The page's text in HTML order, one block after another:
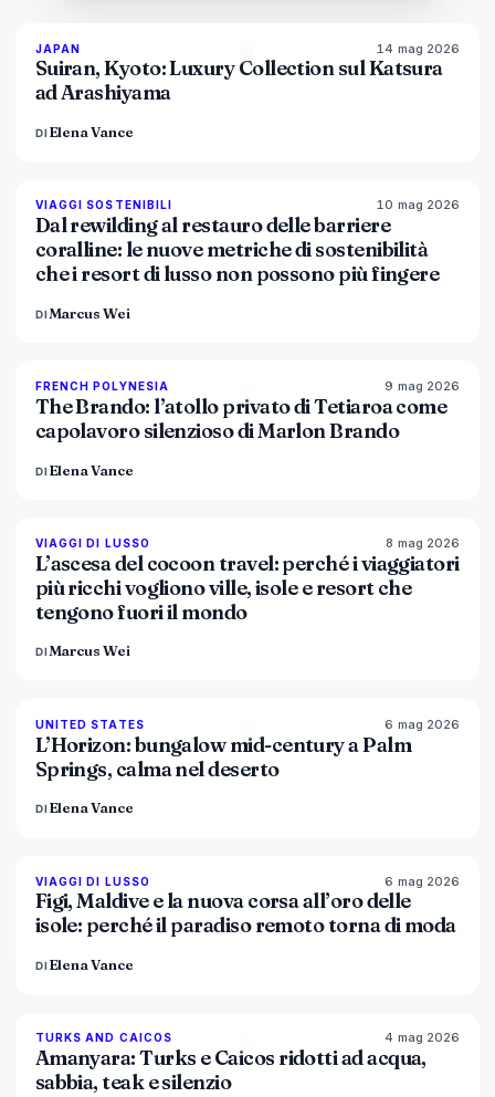
93% 44
JAPAN 14 mag 2026
Suiran, Kyoto: Luxury Collection sul Katsura
ad Arashiyama
DIElena Vance
86% 81
VIAGGI SOSTENIBILI 10 mag 2026
Dal rewilding al restauro delle barriere
coralline: le nuove metriche di sostenibilità
che i resort di lusso non possono più fingere
DIMarcus Wei
96% 51
FRENCH POLYNESIA 9 mag 2026
The Brando: l’atollo privato di Tetiaroa come
capolavoro silenzioso di Marlon Brando
DIElena Vance
82% 81
VIAGGI DI LUSSO 8 mag 2026
L’ascesa del cocoon travel: perché i viaggiatori
più ricchi vogliono ville, isole e resort che
tengono fuori il mondo
DIMarcus Wei
92% 68
UNITED STATES 6 mag 2026
L’Horizon: bungalow mid-century a Palm
Springs, calma nel deserto
DIElena Vance
84% 76
VIAGGI DI LUSSO 6 mag 2026
Figi, Maldive e la nuova corsa all’oro delle
isole: perché il paradiso remoto torna di moda
DIElena Vance
96% 60
TURKS AND CAICOS 4 mag 2026
Amanyara: Turks e Caicos ridotti ad acqua,
sabbia, teak e silenzio